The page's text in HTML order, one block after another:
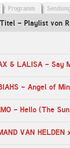
Programm
- Playlist von
& LALISA - Say
- Angel of